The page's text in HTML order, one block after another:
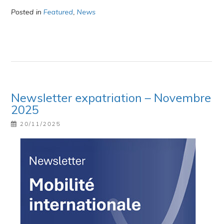
Posted in Featured, News
Newsletter expatriation – Novembre
2025
20/11/2025